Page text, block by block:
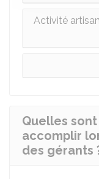
Activité
Quelles
accomplir
des gérants